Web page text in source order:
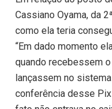
Cassiano Oyama, da
como ela teria
“Em dado momento
quando recebessem
lançassem no
conferência desse